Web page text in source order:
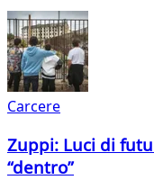
Carcere
Zuppi: Luci di
“dentro”